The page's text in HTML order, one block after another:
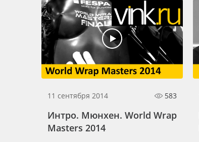
11 сентября 2014 583
Интро. Мюнхен. World Wrap
Masters 2014